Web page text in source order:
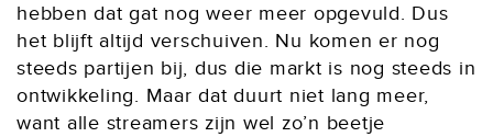
hebben dat gat nog weer meer opgevuld. Dus
het blijft altijd verschuiven. Nu komen er nog
steeds partijen bij, dus die markt is nog steeds in
ontwikkeling. Maar dat duurt niet lang meer,
want alle streamers zijn wel zo’n beetje